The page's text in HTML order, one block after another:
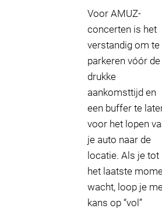
Voor AMUZ-
concerten is het
verstandig om te
parkeren vóór de
drukke
aankomsttijd en
een buffer te
voor het lopen
je auto naar de
locatie. Als je tot
het laatste
wacht, loop je
kans op “vol”